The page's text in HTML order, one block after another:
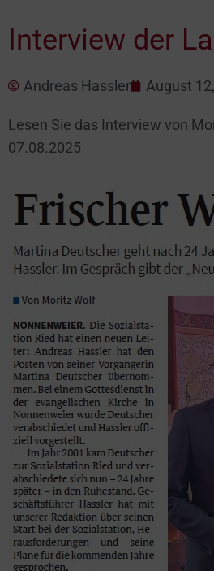
Interview der
Andreas Hassler August
Lesen Sie das Interview von
07.08.2025